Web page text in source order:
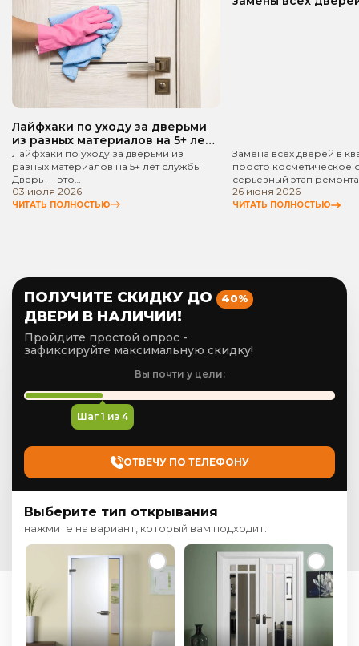
Лайфхаки по уходу за дверьми
из разных материалов на 5+ лет
службы
Лайфхаки по уходу за дверьми из
разных материалов на 5+ лет службы
Дверь — это…
03 июля 2026
ЧИТАТЬ ПОЛНОСТЬЮ
Замена всех дверей в
просто косметическое
серьезный этап
26 июня 2026
ЧИТАТЬ ПОЛНОСТЬЮ
ПОЛУЧИТЕ СКИДКУ ДО 40%
ДВЕРИ В НАЛИЧИИ!
Пройдите простой опрос -
зафиксируйте максимальную скидку!
Вы почти у цели:
Шаг 1 из 4
ОТВЕЧУ ПО ТЕЛЕФОНУ
Выберите тип открывания
нажмите на вариант, который вам подходит: